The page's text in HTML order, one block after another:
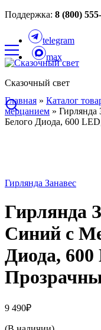
Поддержка: 8 (800)
telegram
max
Сказочный свет
Главная » Каталог
мерцанием » Гирлянда
Белого Диода, 600
Гирлянда Занавес
Гирлянда
Синий с
Диода,
9 490₽